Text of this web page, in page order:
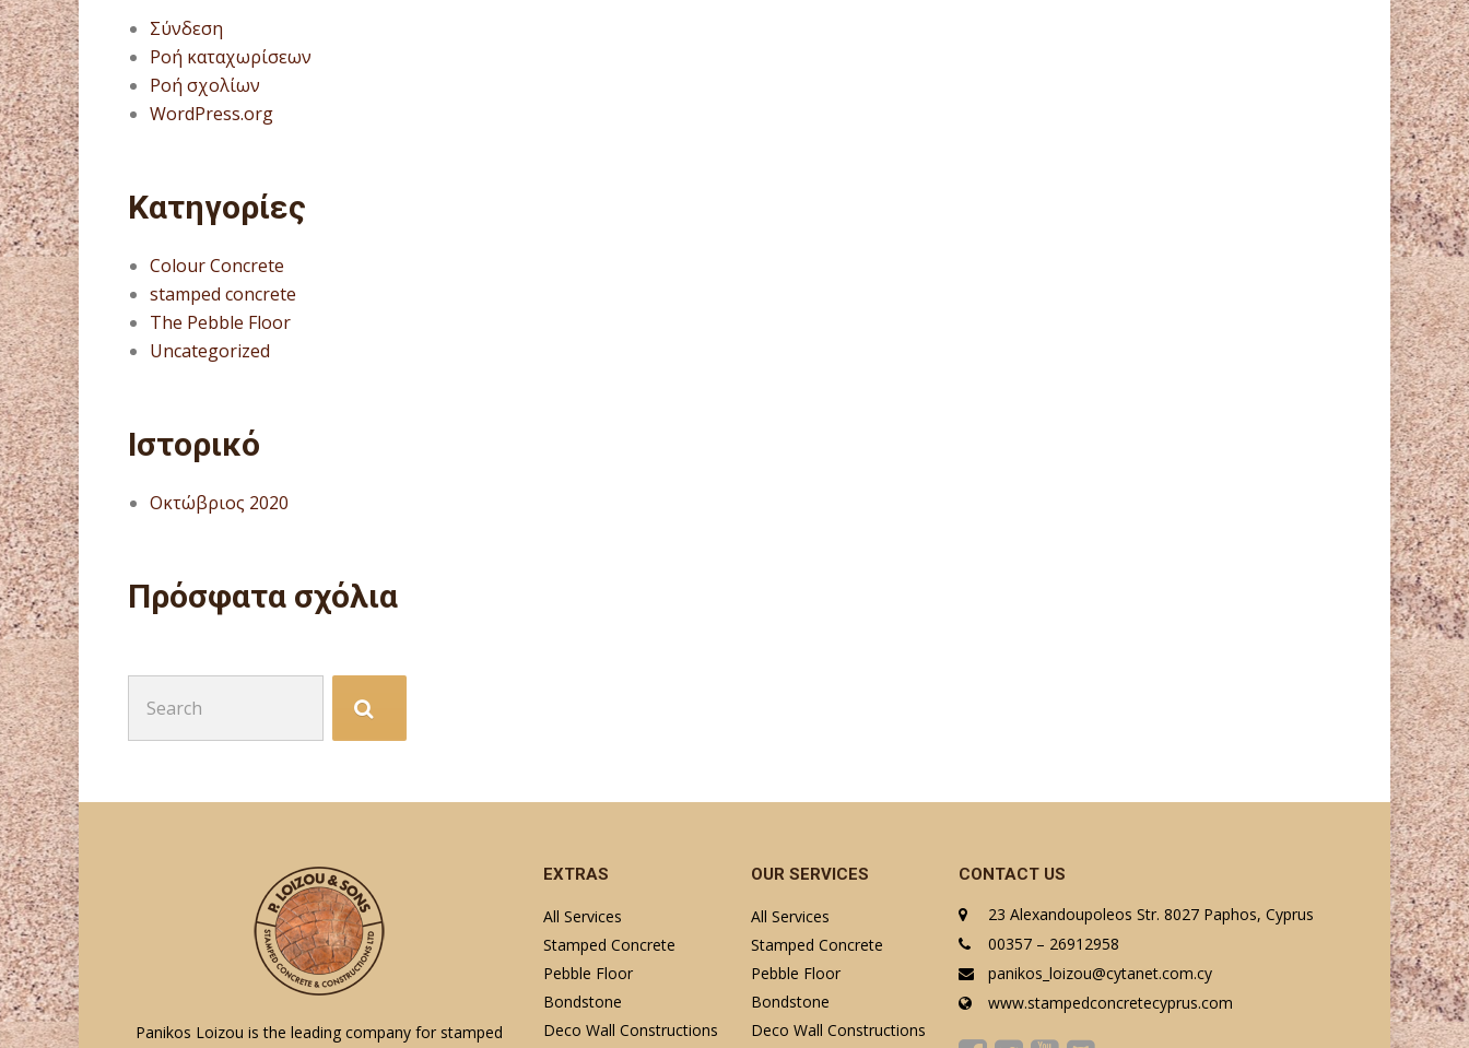
Σύνδεση
Ροή καταχωρίσεων
Ροή σχολίων
WordPress.org
Kατηγορίες
Colour Concrete
stamped concrete
The Pebble Floor
Uncategorized
Ιστορικό
Οκτώβριος 2020
Πρόσφατα σχόλια
for:
Panikos Loizou is the leading company for stamped
EXTRAS
All Services
Stamped Concrete
Pebble Floor
Bondstone
Deco Wall Constructions
OUR SERVICES
All Services
Stamped Concrete
Pebble Floor
Bondstone
Deco Wall Constructions
CONTACT US
23 Alexandoupoleos Str. 8027 Paphos, Cyprus
00357 – 26912958
panikos_loizou@cytanet.com.cy
www.stampedconcretecyprus.com